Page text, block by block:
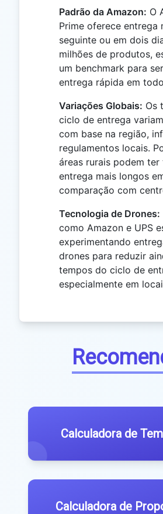
Padrão da Amazon: O
Prime oferece entrega
seguinte ou em dois
milhões de produtos,
um benchmark para
entrega rápida em
Variações Globais: Os
ciclo de entrega
com base na região,
regulamentos locais.
áreas rurais podem
entrega mais longos
comparação com
Tecnologia de Drones:
como Amazon e UPS
experimentando
drones para reduzir
tempos do ciclo de
especialmente em
Calculadora de
Calculadora de